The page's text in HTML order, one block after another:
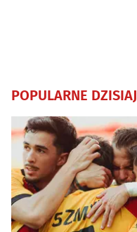
POPULARNE DZISIAJ